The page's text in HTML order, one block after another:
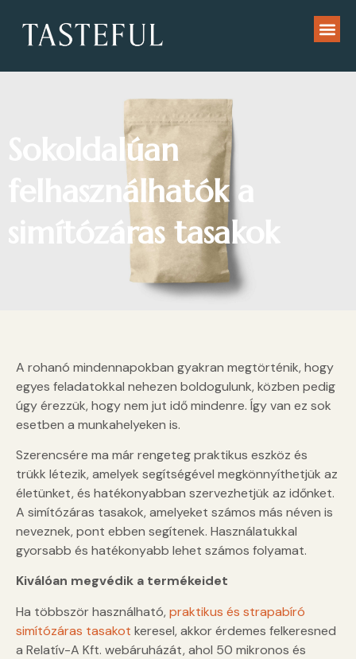
Sokoldalúan
felhasználhatók a
simítózáras tasakok
A rohanó mindennapokban gyakran megtörténik, hogy
egyes feladatokkal nehezen boldogulunk, közben pedig
úgy érezzük, hogy nem jut idő mindenre. Így van ez sok
esetben a munkahelyeken is.
Szerencsére ma már rengeteg praktikus eszköz és
trükk létezik, amelyek segítségével megkönnyíthetjük az
életünket, és hatékonyabban szervezhetjük az időnket.
A simítózáras tasakok, amelyeket számos más néven is
neveznek, pont ebben segítenek. Használatukkal
gyorsabb és hatékonyabb lehet számos folyamat.
Kiválóan megvédik a termékeidet
Ha többször használható,praktikus és strapabíró
simítózáras tasakot keresel, akkor érdemes felkeresned
a Relatív-A Kft. webáruházát, ahol 50 mikronos és